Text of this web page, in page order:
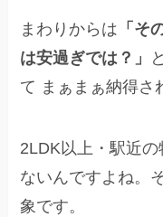
まわりからは 「そ
は安過ぎでは？」
て まぁまぁ納得さ
2LDK以上・駅近
ないんですよね。
象です。